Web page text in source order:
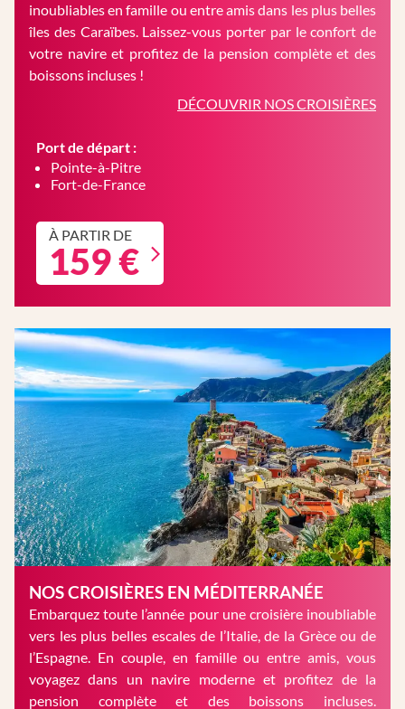
inoubliables en famille ou entre amis dans les plus belles
îles des Caraïbes. Laissez-vous porter par le confort de
votre navire et profitez de la pension complète et des
boissons incluses !
DÉCOUVRIR NOS CROISIÈRES
Port de départ :
Pointe-à-Pitre
Fort-de-France
À PARTIR DE
159 €
NOS CROISIÈRES EN MÉDITERRANÉE
Embarquez toute l’année pour une croisière inoubliable
vers les plus belles escales de l’Italie, de la Grèce ou de
l’Espagne. En couple, en famille ou entre amis, vous
voyagez dans un navire moderne et profitez de la
pension complète et des boissons incluses.